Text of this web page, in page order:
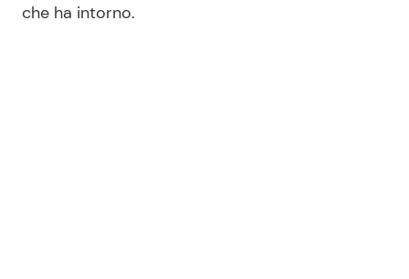
che ha intorno.